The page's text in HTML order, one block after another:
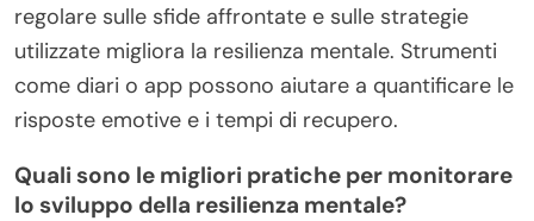
regolare sulle sfide affrontate e sulle strategie
utilizzate migliora la resilienza mentale. Strumenti
come diari o app possono aiutare a quantificare le
risposte emotive e i tempi di recupero.
Quali sono le migliori pratiche per monitorare
lo sviluppo della resilienza mentale?